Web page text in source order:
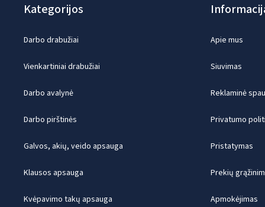
Kategorijos
Darbo drabužiai
Vienkartiniai drabužiai
Darbo avalynė
Darbo pirštinės
Galvos, akių, veido apsauga
Klausos apsauga
Kvėpavimo takų apsauga
Apie mus
Siuvimas
Reklaminė
Privatumo
Pristatymas
Prekių
Apmokėjimas